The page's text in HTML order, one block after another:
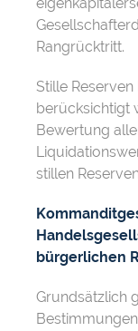
Rangrücktritt.
Stille
berücksichtigt
Bewertung
stillen
bürgerlichen
Grundsätzlich